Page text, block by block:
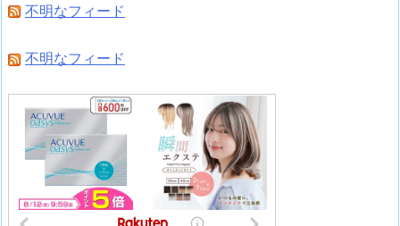
不明なフィード
不明なフィード